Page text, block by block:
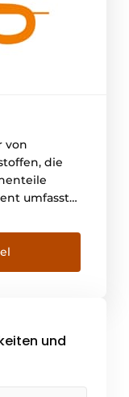
von
die
umfasst
In
Kunden,
Sie auf
und